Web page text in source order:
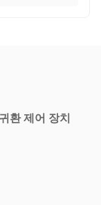
환 제어 장치